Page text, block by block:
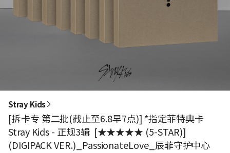
Stray Kids
[拆卡专 第二批(截止至6.8早7点)] *指定菲特典卡
Stray Kids - 正规3辑 [★★★★★ (5-STAR)]
(DIGIPACK VER.)_PassionateLove_辰菲守护中心